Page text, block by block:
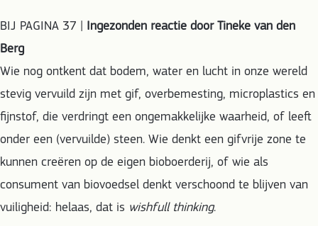
BIJ PAGINA 37 | Ingezonden reactie door Tineke van den
Berg
Wie nog ontkent dat bodem, water en lucht in onze wereld
stevig vervuild zijn met gif, overbemesting, microplastics en
fijnstof, die verdringt een ongemakkelijke waarheid, of leeft
onder een (vervuilde) steen. Wie denkt een gifvrije zone te
kunnen creëren op de eigen bioboerderij, of wie als
consument van biovoedsel denkt verschoond te blijven van
vuiligheid: helaas, dat is wishfull thinking.